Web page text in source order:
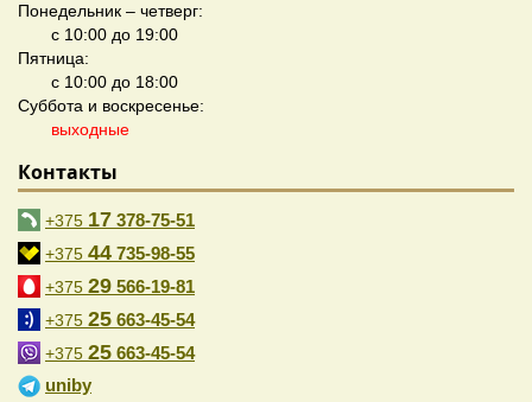
Понедельник – четверг:
с 10:00 до 19:00
Пятница:
с 10:00 до 18:00
Суббота и воскресенье:
выходные
Контакты
+375 17 378-75-51
+375 44 735-98-55
+375 29 566-19-81
+375 25 663-45-54
+375 25 663-45-54
uniby